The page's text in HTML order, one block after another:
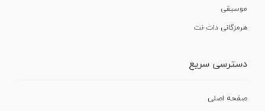
موسیقی
هرمزگانی دات نت
دسترسی سریع
صفحه اصلی